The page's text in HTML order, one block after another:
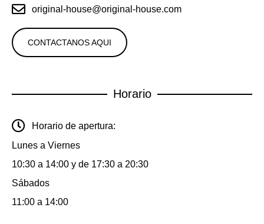
original-house@original-house.com
CONTACTANOS AQUI
Horario
Horario de apertura:
Lunes a Viernes
10:30 a 14:00 y de 17:30 a 20:30
Sábados
11:00 a 14:00